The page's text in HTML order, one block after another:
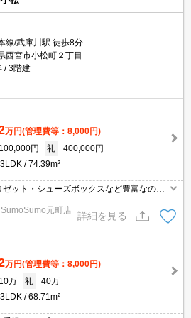
線/武庫川駅 徒歩8分
西宮市小松町２丁目
3階建
万円(管理費等：8,000円)
100,000円 礼
400,000円
3LDK 74.39m²
ット・シューズボックスなど豊富なの
れております。セキュリティ面は、オー
ンなど充実しているので、防犯対策もばっ
元町店
詳細を見る
万円(管理費等：8,000円)
10万 礼
40万
3LDK 68.71m²